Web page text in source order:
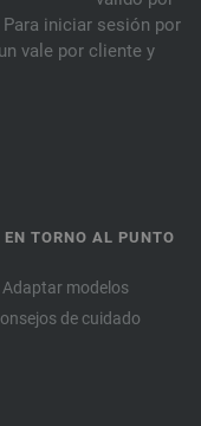
iniciar sesión por
vale por cliente y
EN TORNO AL PUNTO
Adaptar modelos
de cuidado